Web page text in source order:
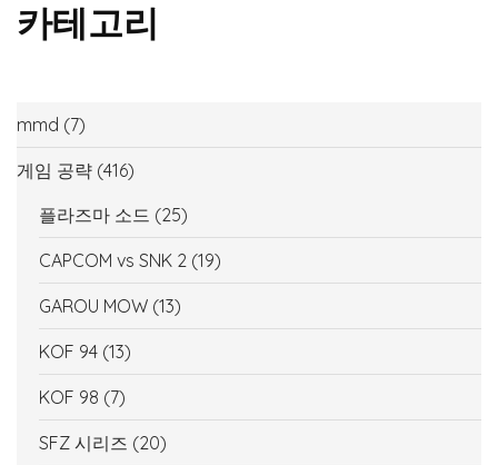
카테고리
mmd (7)
게임 공략 (416)
플라즈마 소드 (25)
CAPCOM vs SNK 2 (19)
GAROU MOW (13)
KOF 94 (13)
KOF 98 (7)
SFZ 시리즈 (20)